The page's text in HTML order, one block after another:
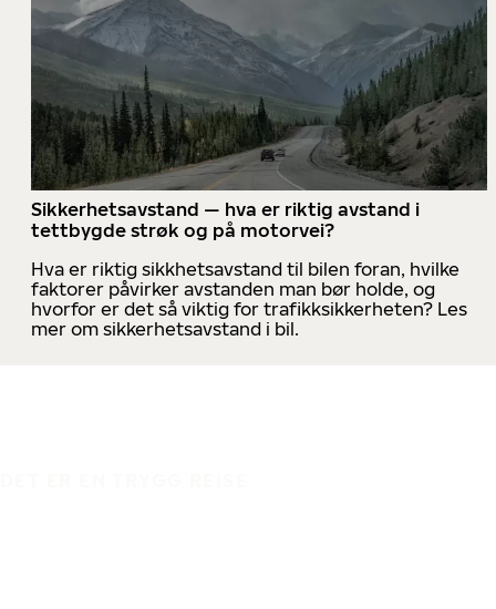
Sikkerhetsavstand — hva er riktig avstand i
tettbygde strøk og på motorvei?
Hva er riktig sikkhetsavstand til bilen foran, hvilke
faktorer påvirker avstanden man bør holde, og
hvorfor er det så viktig for trafikksikkerheten? Les
mer om sikkerhetsavstand i bil.